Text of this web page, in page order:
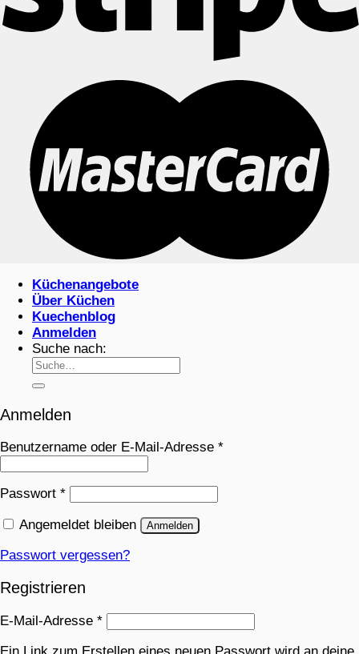
Küchenangebote
Über Küchen
Kuechenblog
Anmelden
Suche nach:
Anmelden
Benutzername oder E-Mail-Adresse *
Passwort *
Angemeldet bleiben Anmelden
Passwort vergessen?
Registrieren
E-Mail-Adresse *